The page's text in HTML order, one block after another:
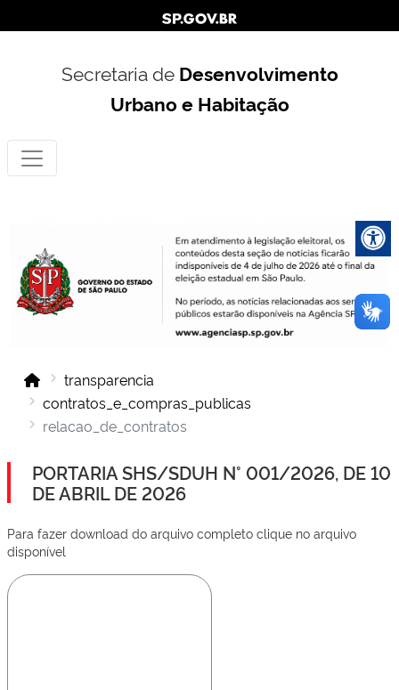
Secretaria de Desenvolvimento
Urbano e Habitação
transparencia
contratos_e_compras_publicas
relacao_de_contratos
PORTARIA SHS/SDUH N° 001/2026, DE 10
DE ABRIL DE 2026
Para fazer download do arquivo completo clique no arquivo
disponível